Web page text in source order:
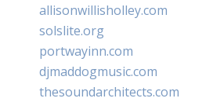
allisonwillisholley.com
solslite.org
portwayinn.com
djmaddogmusic.com
thesoundarchitects.com